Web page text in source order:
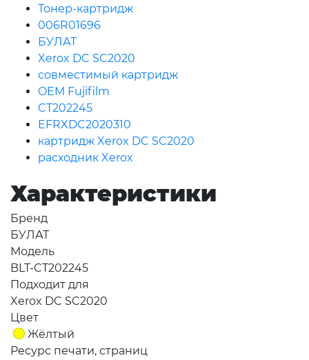
Тонер-картридж
006R01696
БУЛАТ
Xerox DC SC2020
совместимый картридж
OEM Fujifilm
CT202245
EFRXDC2020310
картридж Xerox DC SC2020
расходник Xerox
Характеристики
Бренд
БУЛАТ
Модель
BLT-CT202245
Подходит для
Xerox DC SC2020
Цвет
Жёлтый
Ресурс печати, страниц